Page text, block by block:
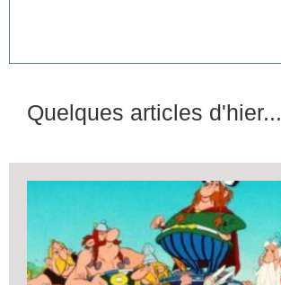
Quelques articles d'hier...